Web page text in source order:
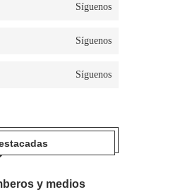
Síguenos
Síguenos
Síguenos
y medios